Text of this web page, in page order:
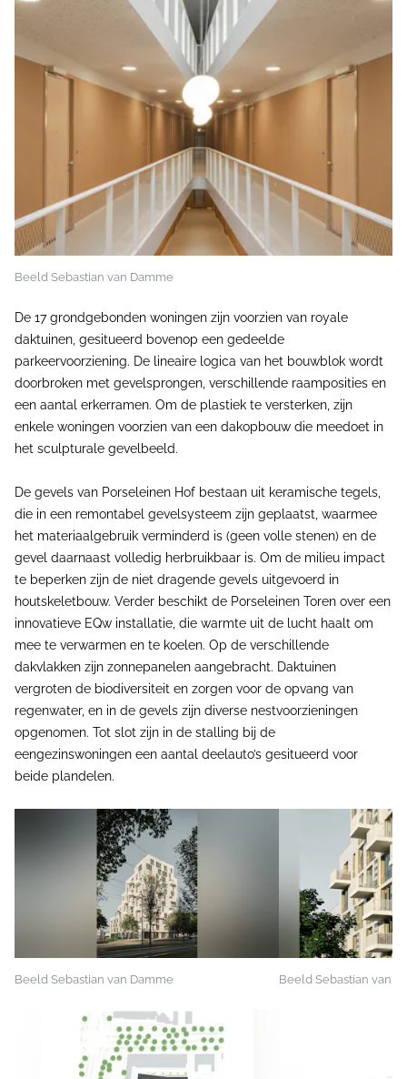
Beeld Sebastian van Damme
De 17 grondgebonden woningen zijn voorzien van royale
daktuinen, gesitueerd bovenop een gedeelde
parkeervoorziening. De lineaire logica van het bouwblok wordt
doorbroken met gevelsprongen, verschillende raamposities en
een aantal erkerramen. Om de plastiek te versterken, zijn
enkele woningen voorzien van een dakopbouw die meedoet in
het sculpturale gevelbeeld.
De gevels van Porseleinen Hof bestaan uit keramische tegels,
die in een remontabel gevelsysteem zijn geplaatst, waarmee
het materiaalgebruik verminderd is (geen volle stenen) en de
gevel daarnaast volledig herbruikbaar is. Om de milieu impact
te beperken zijn de niet dragende gevels uitgevoerd in
houtskeletbouw. Verder beschikt de Porseleinen Toren over een
innovatieve EQw installatie, die warmte uit de lucht haalt om
mee te verwarmen en te koelen. Op de verschillende
dakvlakken zijn zonnepanelen aangebracht. Daktuinen
vergroten de biodiversiteit en zorgen voor de opvang van
regenwater, en in de gevels zijn diverse nestvoorzieningen
opgenomen. Tot slot zijn in de stalling bij de
eengezinswoningen een aantal deelauto’s gesitueerd voor
beide plandelen.
Beeld Sebastian van Damme Beeld Sebastian van